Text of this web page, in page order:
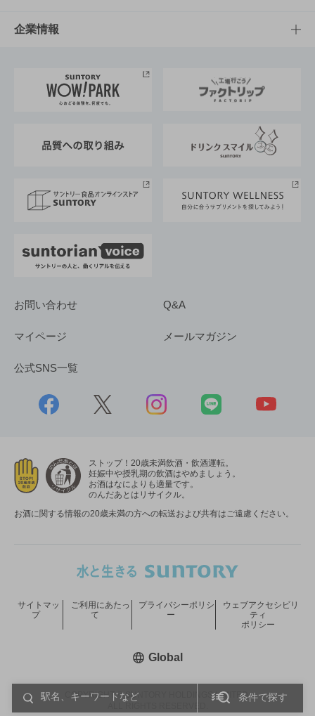
条件で探す
栄養成分一覧
工場見学
地域情報
サントリーホール
サントリーサンバーズ大阪
サステナビリティTOP
サントリーが考えるサステナビリティ経営
企業情報
企業概要
採用情報
お問い合わせ Q&A
マイページ メールマガジン
公式SNS一覧
ストップ！20歳未満飲酒・飲酒運転。
妊娠中や授乳期の飲酒はやめましょう。
お酒はなによりも適量です。
のんだあとはリサイクル。
お酒に関する情報の20歳未満の方への転送および共有はご遠慮ください。
COPYRIGHT © SUNTORY HOLDINGS LIMITED.
サイトマッ
プ
ご利用にあたっ
て
プライバシーポリシ
ー
ウェブアクセシビリ
ティ
ポリシー
Global新しいウィンドウで開く